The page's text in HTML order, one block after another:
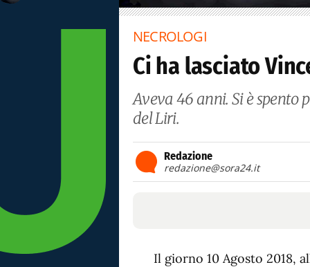
NECROLOGI
Ci ha lasciato
Aveva 46 anni. Si è spento
del Liri.
Redazione
redazione@sora24.it
Il giorno 10 Agosto 2018,